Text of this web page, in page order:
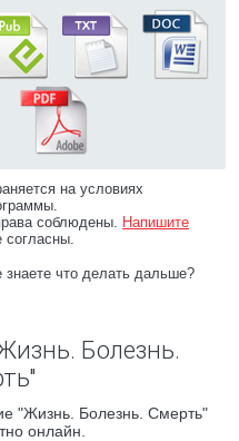
на условиях
соблюдены. Напишите
что делать дальше?
Болезнь.
"Жизнь. Болезнь. Смерть"
онлайн.